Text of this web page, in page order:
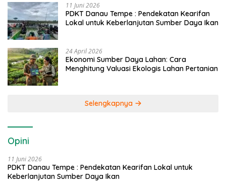
11 Juni 2026
PDKT Danau Tempe : Pendekatan Kearifan
Lokal untuk Keberlanjutan Sumber Daya Ikan
24 April 2026
Ekonomi Sumber Daya Lahan: Cara
Menghitung Valuasi Ekologis Lahan Pertanian
Selengkapnya
Opini
11 Juni 2026
PDKT Danau Tempe : Pendekatan Kearifan Lokal untuk
Keberlanjutan Sumber Daya Ikan